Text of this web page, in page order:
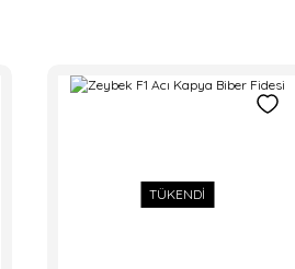
TÜKENDİ